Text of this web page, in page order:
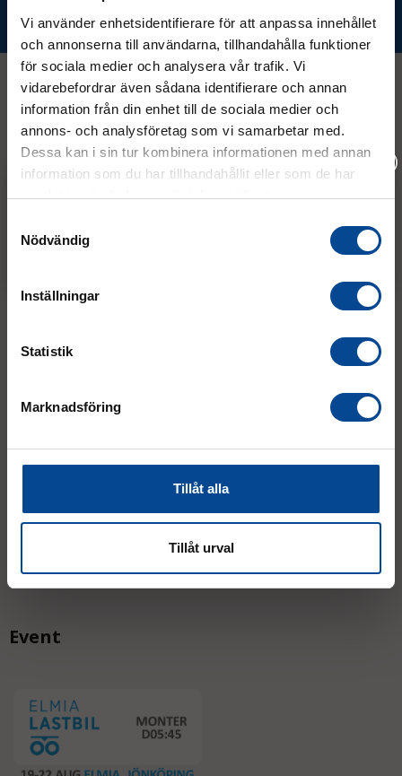
Vi använder enhetsidentifierare för att anpassa innehållet
och annonserna till användarna, tillhandahålla funktioner
för sociala medier och analysera vår trafik. Vi
vidarebefordrar även sådana identifierare och annan
information från din enhet till de sociala medier och
annons- och analysföretag som vi samarbetar med.
Dessa kan i sin tur kombinera informationen med annan
information som du har tillhandahållit eller som de har
samlat in när du har använt deras tjänster.
Nödvändig
Inställningar
Statistik
Marknadsföring
Tillåt alla
Tillåt urval
Prenumerera
Kontakt
08 - 544 401 50
order@micrologistic.com
support@micrologistic.com
Tumstocksvägen 11 A (
(lunch 12.00–12.30)
AVVIKANDE ÖPPETTIDER
Event